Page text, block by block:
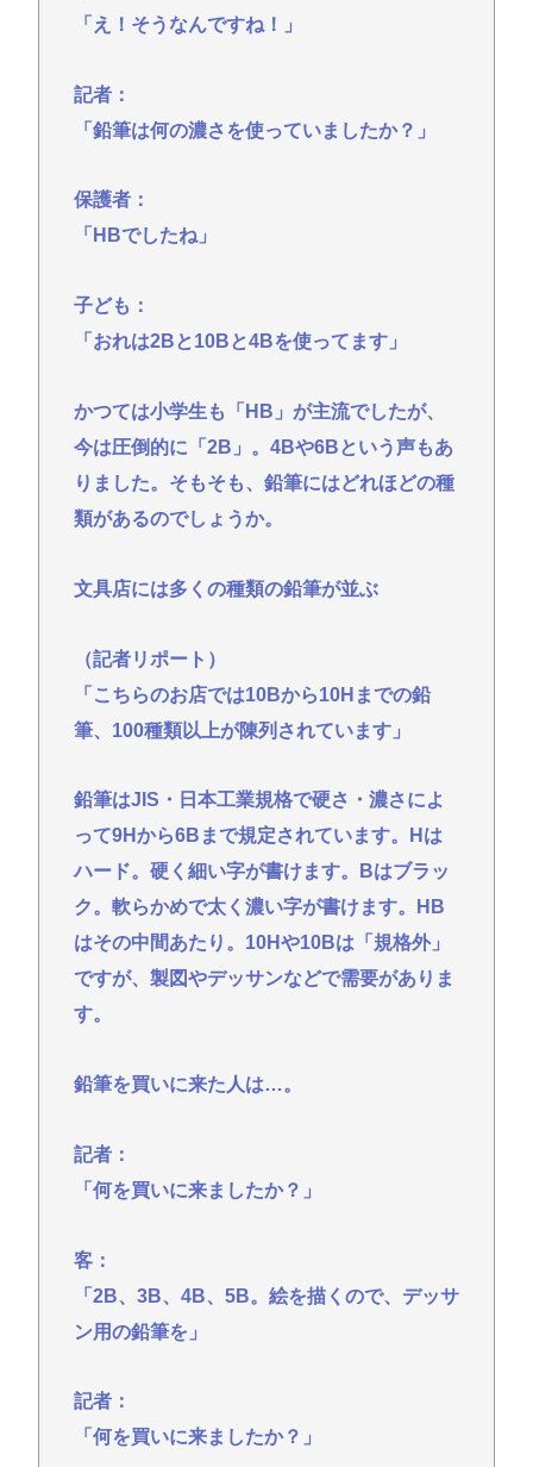
「え！そうなんですね！」
記者：
「鉛筆は何の濃さを使っていましたか？」
保護者：
「HBでしたね」
子ども：
「おれは2Bと10Bと4Bを使ってます」
かつては小学生も「HB」が主流でしたが、
今は圧倒的に「2B」。4Bや6Bという声もあ
りました。そもそも、鉛筆にはどれほどの種
類があるのでしょうか。
文具店には多くの種類の鉛筆が並ぶ
（記者リポート）
「こちらのお店では10Bから10Hまでの鉛
筆、100種類以上が陳列されています」
鉛筆はJIS・日本工業規格で硬さ・濃さによ
って9Hから6Bまで規定されています。Hは
ハード。硬く細い字が書けます。Bはブラッ
ク。軟らかめで太く濃い字が書けます。HB
はその中間あたり。10Hや10Bは「規格外」
ですが、製図やデッサンなどで需要がありま
す。
鉛筆を買いに来た人は…。
記者：
「何を買いに来ましたか？」
客：
「2B、3B、4B、5B。絵を描くので、デッサ
ン用の鉛筆を」
記者：
「何を買いに来ましたか？」